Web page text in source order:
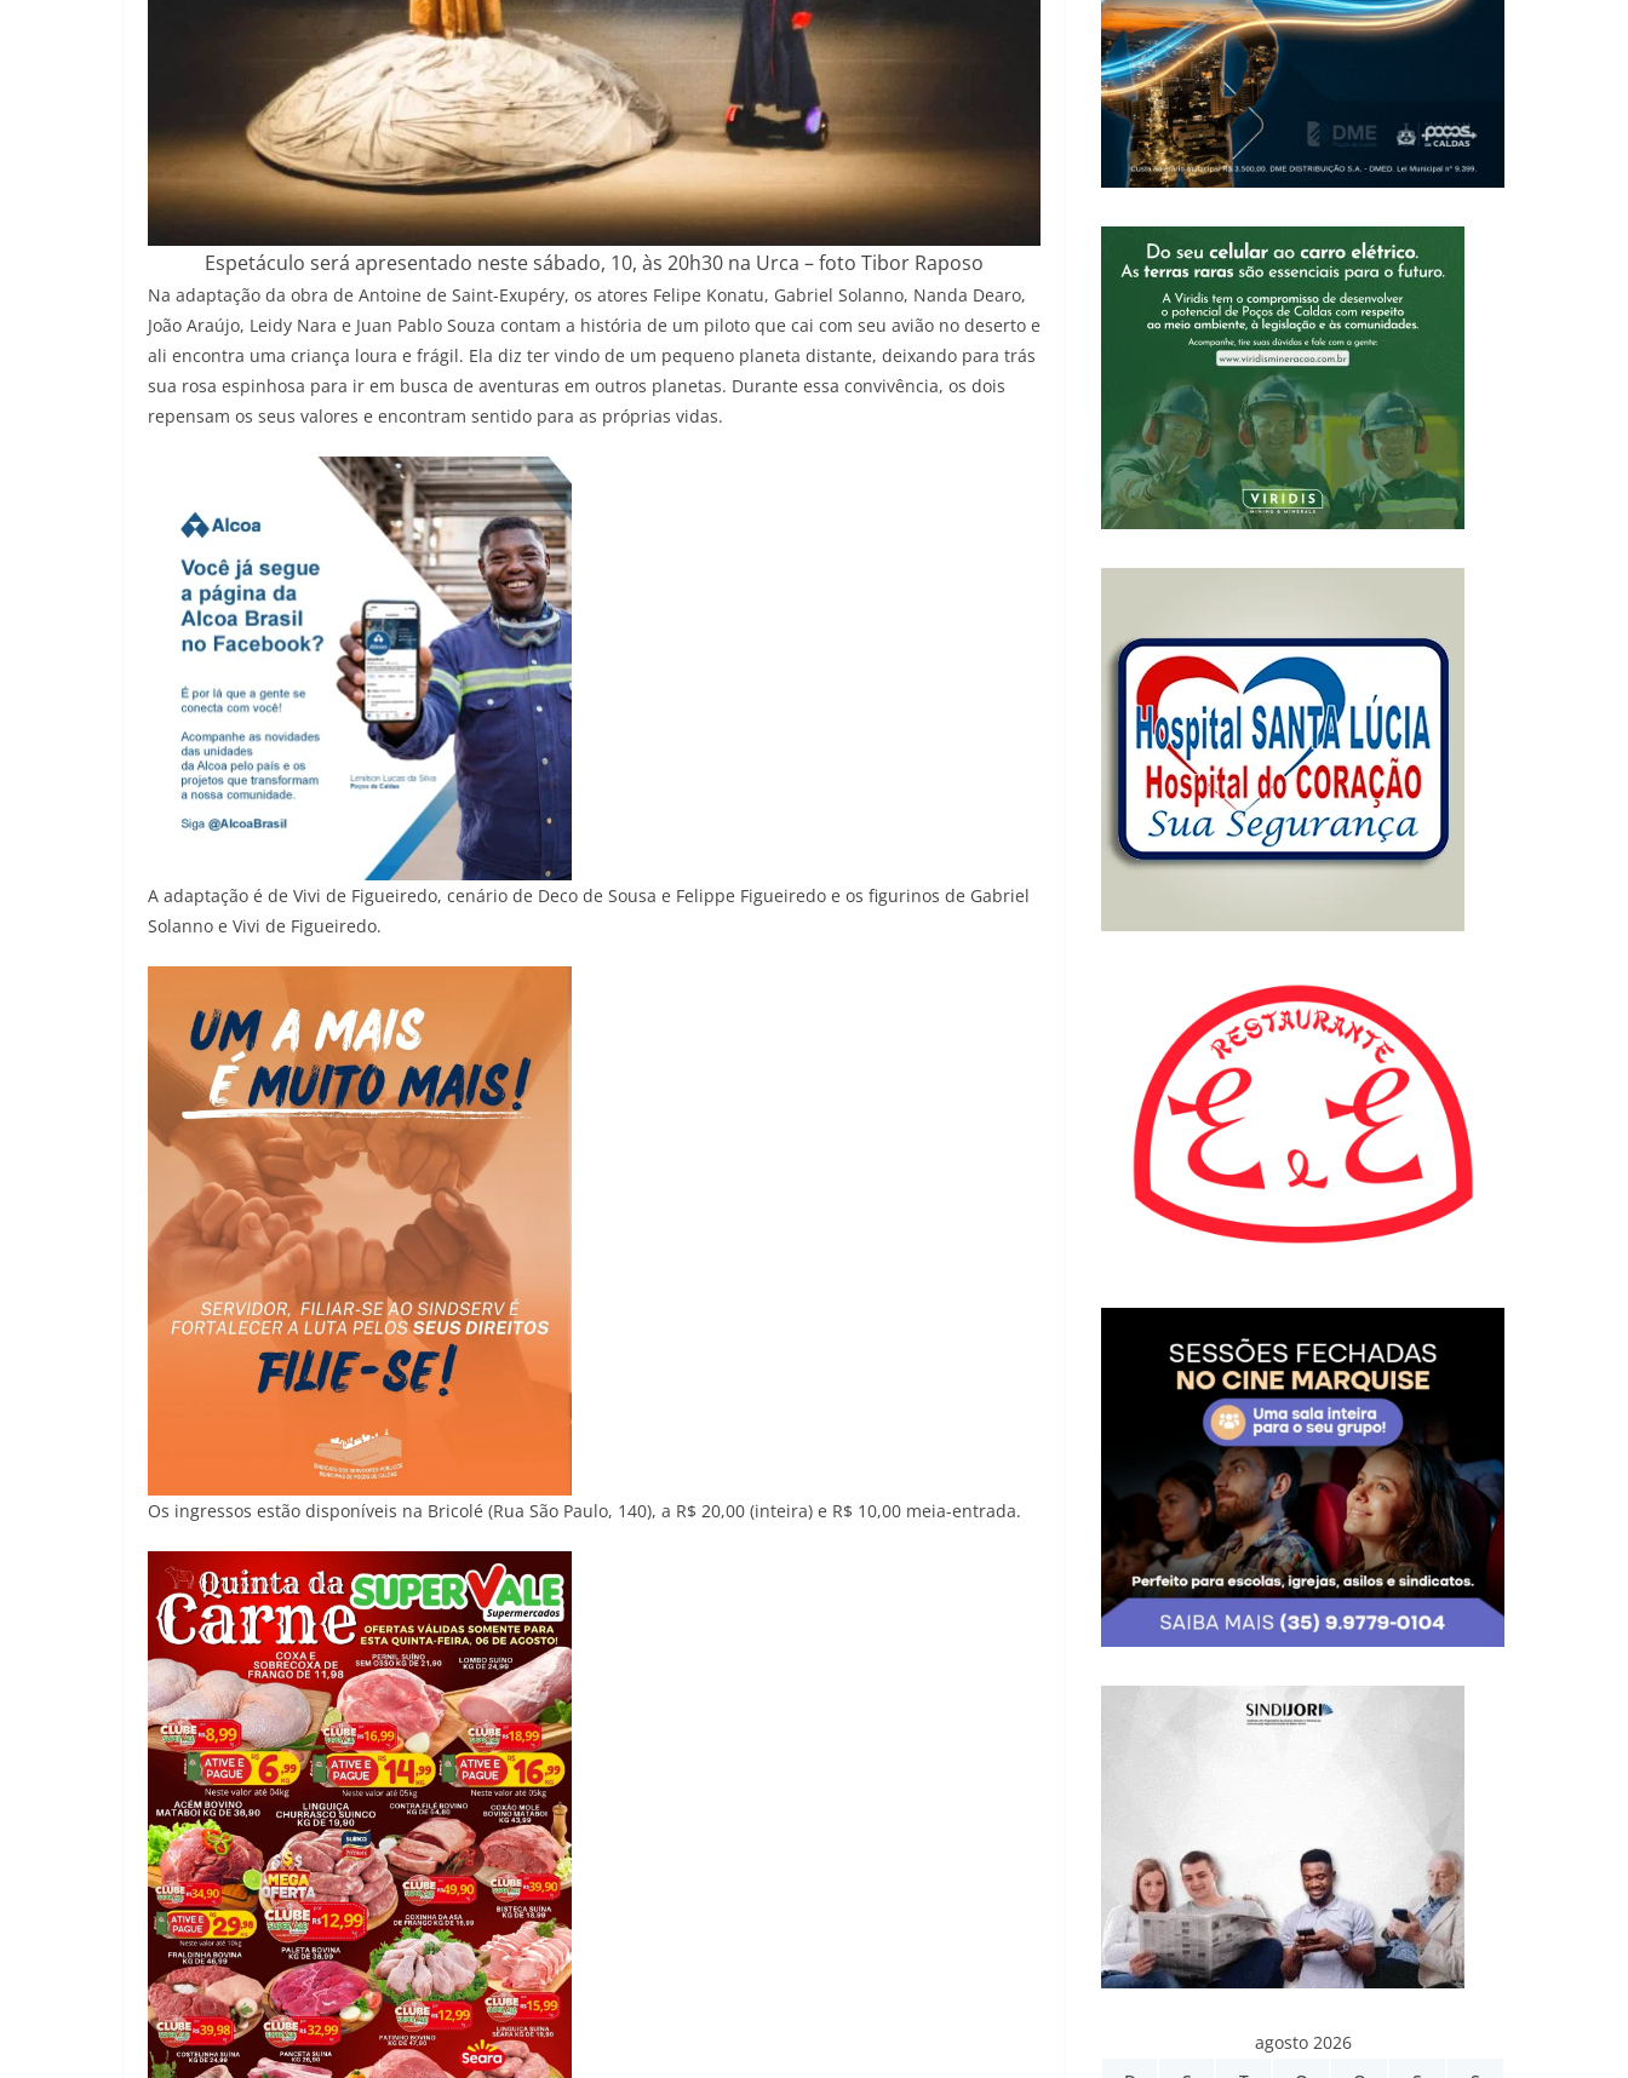
Espetáculo será apresentado neste sábado, 10, às 20h30 na Urca – foto Tibor Raposo
Na adaptação da obra de Antoine de Saint-Exupéry, os atores Felipe Konatu, Gabriel Solanno, Nanda Dearo,
João Araújo, Leidy Nara e Juan Pablo Souza contam a história de um piloto que cai com seu avião no deserto e
ali encontra uma criança loura e frágil. Ela diz ter vindo de um pequeno planeta distante, deixando para trás
sua rosa espinhosa para ir em busca de aventuras em outros planetas. Durante essa convivência, os dois
repensam os seus valores e encontram sentido para as próprias vidas.
A adaptação é de Vivi de Figueiredo, cenário de Deco de Sousa e Felippe Figueiredo e os figurinos de Gabriel
Solanno e Vivi de Figueiredo.
Os ingressos estão disponíveis na Bricolé (Rua São Paulo, 140), a R$ 20,00 (inteira) e R$ 10,00 meia-entrada.
agosto 2026